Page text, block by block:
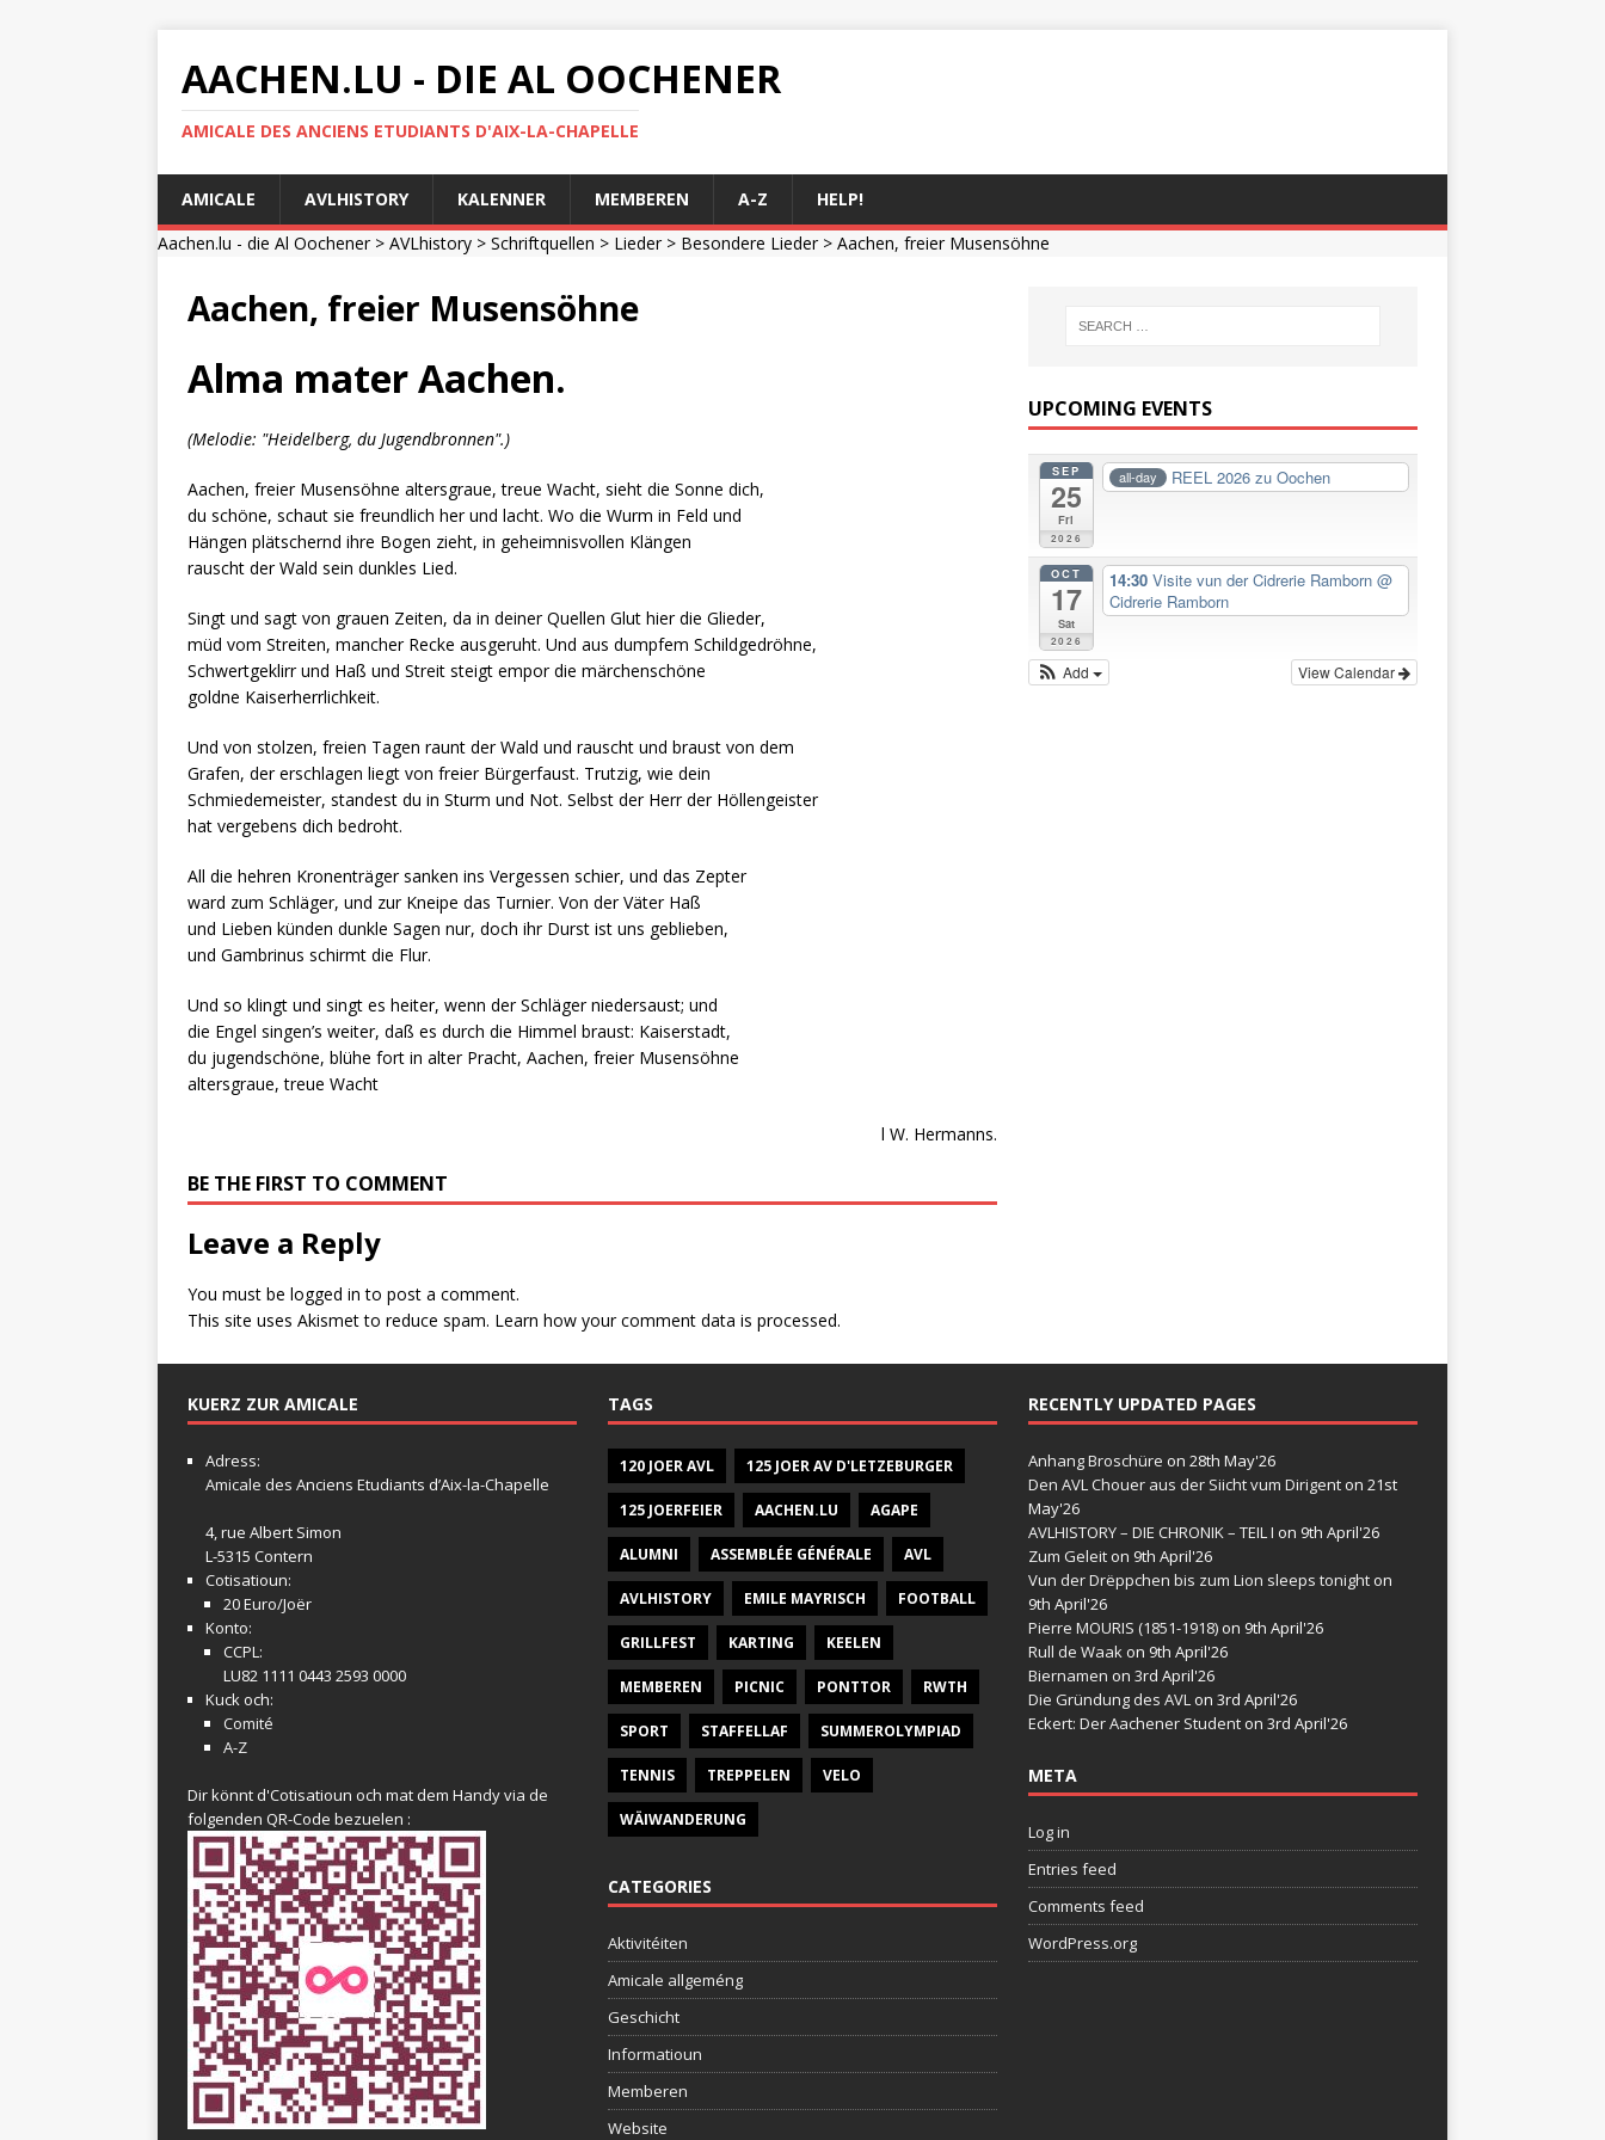
AACHEN.LU - DIE AL OOCHENER
AMICALE DES ANCIENS ETUDIANTS D'AIX-LA-CHAPELLE
AMICALE AVLHISTORY KALENNER MEMBEREN A-Z
HELP!
Aachen.lu - die Al Oochener> AVLhistory > Schriftquellen > Lieder> Besondere Lieder> Aachen, freier Musensöhne
Aachen, freier Musensöhne
Alma mater Aachen.
(Melodie: "Heidelberg, du Jugendbronnen".)
Aachen, freier Musensöhne altersgraue, treue Wacht, sieht die Sonne dich,
du schöne, schaut sie freundlich her und lacht. Wo die Wurm in Feld und
Hängen plätschernd ihre Bogen zieht, in geheimnisvollen Klängen
rauscht der Wald sein dunkles Lied.
Singt und sagt von grauen Zeiten, da in deiner Quellen Glut hier die Glieder,
müd vom Streiten, mancher Recke ausgeruht. Und aus dumpfem Schildgedröhne,
Schwertgeklirr und Haß und Streit steigt empor die märchenschöne
goldne Kaiserherrlichkeit.
Und von stolzen, freien Tagen raunt der Wald und rauscht und braust von dem
Grafen, der erschlagen liegt von freier Bürgerfaust. Trutzig, wie dein
Schmiedemeister, standest du in Sturm und Not. Selbst der Herr der Höllengeister
hat vergebens dich bedroht.
All die hehren Kronenträger sanken ins Vergessen schier, und das Zepter
ward zum Schläger, und zur Kneipe das Turnier. Von der Väter Haß
und Lieben künden dunkle Sagen nur, doch ihr Durst ist uns geblieben,
und Gambrinus schirmt die Flur.
Und so klingt und singt es heiter, wenn der Schläger niedersaust; und
die Engel singen’s weiter, daß es durch die Himmel braust: Kaiserstadt,
du jugendschöne, blühe fort in alter Pracht, Aachen, freier Musensöhne
altersgraue, treue Wacht
l W. Hermanns.
BE THE FIRST TO COMMENT
Leave a Reply
You must be logged in to post a comment.
This site uses Akismet to reduce spam. Learn how your comment data is processed.
UPCOMING EVENTS
SEP
25
Fri
2026
all-day REEL 2026 zu Oochen
OCT
17
Sat
2026
14:30Visite vun der Cidrerie Ramborn@
Cidrerie Ramborn
View Calendar
Add
KUERZ ZUR AMICALE
Adress:
Amicale des Anciens Etudiants d’Aix-la-Chapelle
4, rue Albert Simon
L-5315 Contern
Cotisatioun:
20 Euro/Joër
Konto:
CCPL:
LU82 1111 0443 2593 0000
Kuck och:
Comité
A-Z
Dir könnt d'Cotisatioun och mat dem Handy via de
folgenden QR-Code bezuelen :
TAGS
120 JOER AVL 125 JOER AV D'LETZEBURGER
125 JOERFEIER AACHEN.LU AGAPE
ALUMNI ASSEMBLÉE GÉNÉRALE AVL
AVLHISTORY EMILE MAYRISCH FOOTBALL
GRILLFEST KARTING KEELEN
MEMBEREN PICNIC PONTTOR RWTH
SPORT STAFFELLAF SUMMEROLYMPIAD
TENNIS TREPPELEN VELO
WÄIWANDERUNG
CATEGORIES
Aktivitéiten
Amicale allgeméng
Geschicht
Informatioun
Memberen
Website
RECENTLY UPDATED PAGES
Anhang Broschüre on 28th May'26
Den AVL Chouer aus der Siicht vum Dirigenton 21st
May'26
AVLHISTORY – DIE CHRONIK – TEIL I on 9th April'26
Zum Geleiton 9th April'26
Vun der Drëppchen bis zum Lion sleeps tonighton
9th April'26
Pierre MOURIS (1851-1918)on 9th April'26
Rull de Waakon 9th April'26
Biernamen on 3rd April'26
Die Gründung des AVLon 3rd April'26
Eckert: Der Aachener Studenton 3rd April'26
META
Log in
Entries feed
Comments feed
WordPress.org